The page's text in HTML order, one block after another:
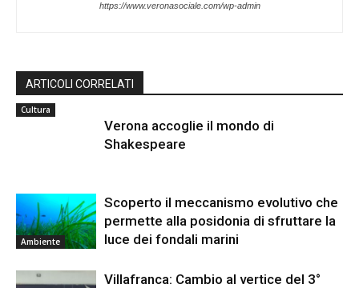
https://www.veronasociale.com/wp-admin
ARTICOLI CORRELATI
Cultura
Verona accoglie il mondo di
Shakespeare
Ambiente
Scoperto il meccanismo evolutivo che
permette alla posidonia di sfruttare la
luce dei fondali marini
Villafranca: Cambio al vertice del 3°